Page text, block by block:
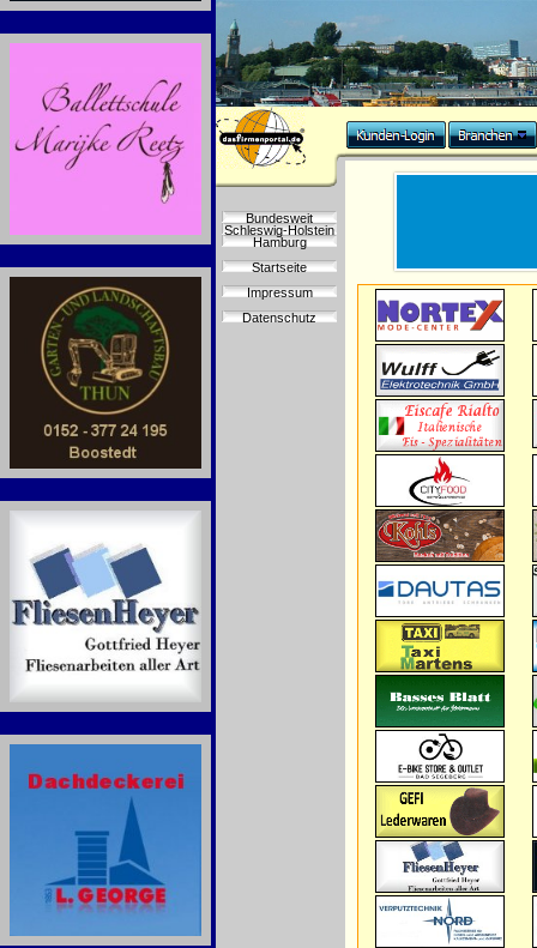
Bundesweit
Schleswig-Holstein
Hamburg
Startseite
Impressum
Datenschutz